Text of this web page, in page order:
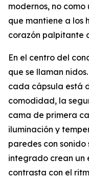
modernos, no como
que mantiene a los
corazón palpitante
En el centro del
que se llaman
cada cápsula está
comodidad, la
cama de primera
iluminación y
paredes con
integrado crean un
contrasta con el